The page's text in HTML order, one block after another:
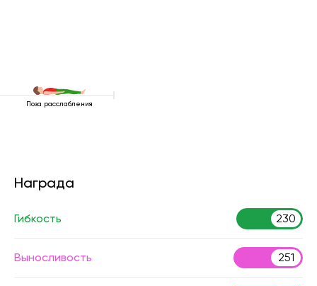
Поза расслабления
Награда
Гибкость 230
Выносливость 251